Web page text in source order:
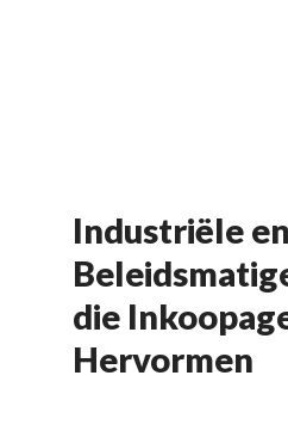
Industriële en
die
Hervormen